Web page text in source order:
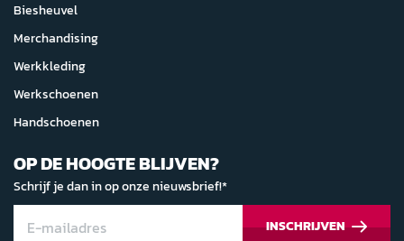
Biesheuvel
Merchandising
Werkkleding
Werkschoenen
Handschoenen
OP DE HOOGTE BLIJVEN?
Schrijf je dan in op onze nieuwsbrief!*
INSCHRIJVEN